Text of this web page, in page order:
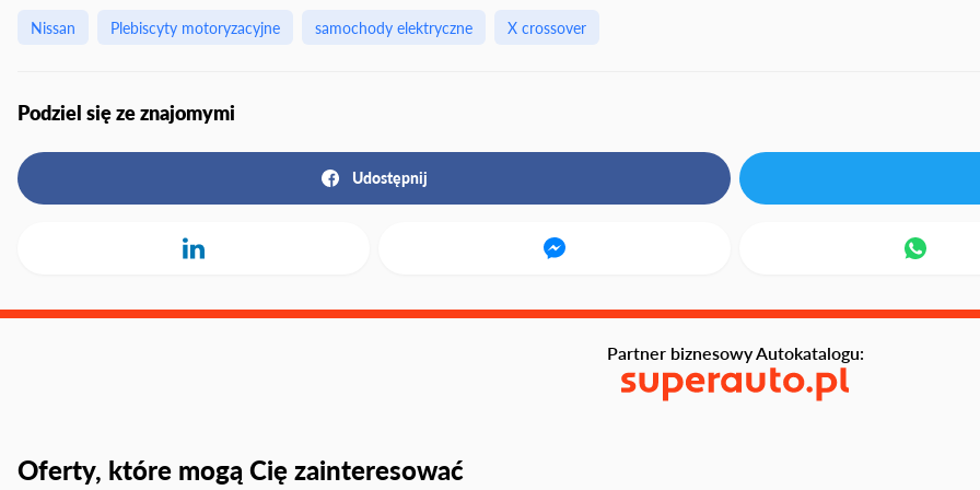
Nissan Plebiscyty motoryzacyjne samochody elektryczne X crossover
Podziel się ze znajomymi
Udostępnij
Oferty, które mogą Cię zainteresować
Partner biznesowy Autokatalogu: